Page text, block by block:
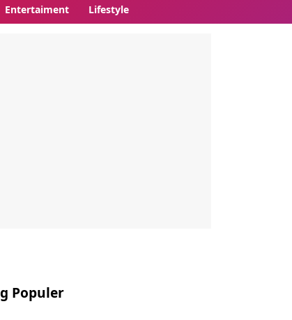
Entertaiment Lifestyle
Populer